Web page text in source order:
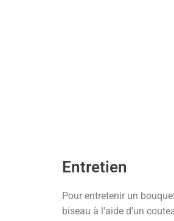
Entretien
Pour entretenir un
biseau à l’aide d’un